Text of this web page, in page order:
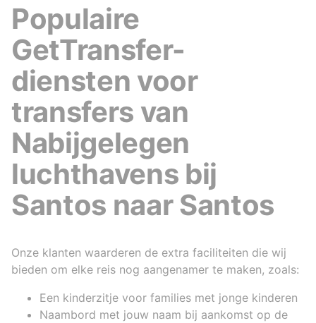
Populaire
GetTransfer-
diensten voor
transfers van
Nabijgelegen
luchthavens bij
Santos naar Santos
Onze klanten waarderen de extra faciliteiten die wij
bieden om elke reis nog aangenamer te maken, zoals:
Een kinderzitje voor families met jonge kinderen
Naambord met jouw naam bij aankomst op de